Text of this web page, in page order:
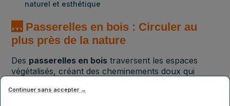
naturel et esthétique
🌉 Passerelles en bois : Circuler au
plus près de la nature
Des passerelles en bois traversent les espaces
végétalisés, créant des cheminements doux qui
Continuer sans accepter →